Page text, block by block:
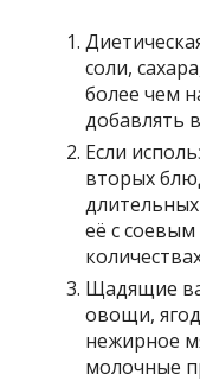
соли,
более чем
добавлять
Если
вторых
её с
Щадящие
овощи,
нежирное
молочные